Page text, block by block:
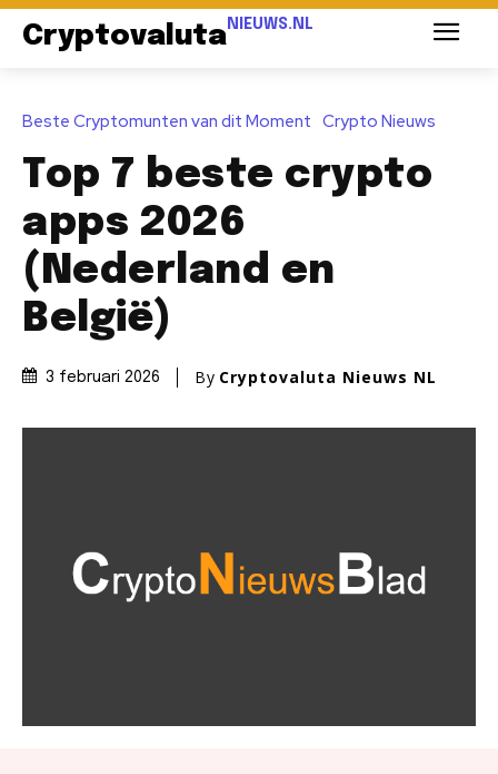
Cryptovaluta NIEUWS.NL
Beste Cryptomunten van dit Moment Crypto Nieuws
Top 7 beste crypto
apps 2026
(Nederland en
België)
3 februari 2026 By Cryptovaluta Nieuws NL